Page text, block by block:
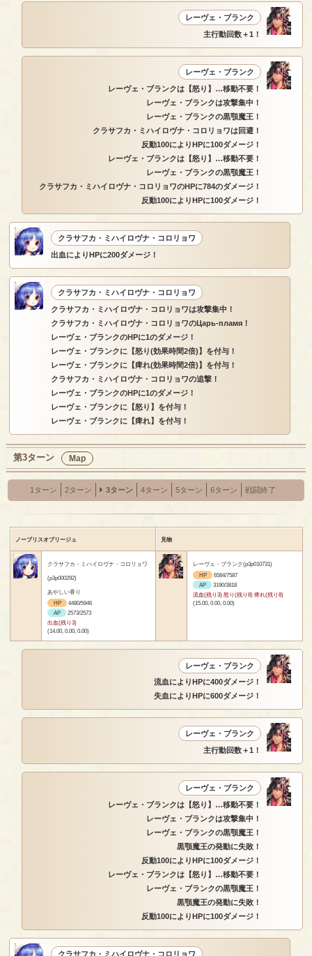
レーヴェ・ブランク
主行動回数＋1！
レーヴェ・ブランク
レーヴェ・ブランクは【怒り】…移動不要！
レーヴェ・ブランクは攻撃集中！
レーヴェ・ブランクの黒顎魔王！
クラサフカ・ミハイロヴナ・コロリョワは回避！
反動100によりHPに100ダメージ！
レーヴェ・ブランクは【怒り】…移動不要！
レーヴェ・ブランクの黒顎魔王！
クラサフカ・ミハイロヴナ・コロリョワのHPに784のダメージ！
反動100によりHPに100ダメージ！
クラサフカ・ミハイロヴナ・コロリョワ
出血によりHPに200ダメージ！
クラサフカ・ミハイロヴナ・コロリョワ
クラサフカ・ミハイロヴナ・コロリョワは攻撃集中！
クラサフカ・ミハイロヴナ・コロリョワのЦарь-пламя！
レーヴェ・ブランクのHPに1のダメージ！
レーヴェ・ブランクに【怒り(効果時間2倍)】を付与！
レーヴェ・ブランクに【痺れ(効果時間2倍)】を付与！
クラサフカ・ミハイロヴナ・コロリョワの追撃！
レーヴェ・ブランクのHPに1のダメージ！
レーヴェ・ブランクに【怒り】を付与！
レーヴェ・ブランクに【痺れ】を付与！
第3ターン Map
1ターン 2ターン 3ターン 4ターン 5ターン 6ターン 戦闘終了
ノーブリスオブリージュ 見物
クラサフカ・ミハイロヴナ・コロリョワ
(p3p000292)
あやしい香り
HP
4480/5946
AP
2573/2573
出血(残り3)
(14.00, 0.00, 0.00)
レーヴェ・ブランク(p3p010731)
HP
6584/7587
AP
3190/3818
流血(残り3) 怒り(残り8) 痺れ(残り8)
(15.00, 0.00, 0.00)
レーヴェ・ブランク
流血によりHPに400ダメージ！
失血によりHPに600ダメージ！
レーヴェ・ブランク
主行動回数＋1！
レーヴェ・ブランク
レーヴェ・ブランクは【怒り】…移動不要！
レーヴェ・ブランクは攻撃集中！
レーヴェ・ブランクの黒顎魔王！
黒顎魔王の発動に失敗！
反動100によりHPに100ダメージ！
レーヴェ・ブランクは【怒り】…移動不要！
レーヴェ・ブランクの黒顎魔王！
黒顎魔王の発動に失敗！
反動100によりHPに100ダメージ！
クラサフカ・ミハイロヴナ・コロリョワ